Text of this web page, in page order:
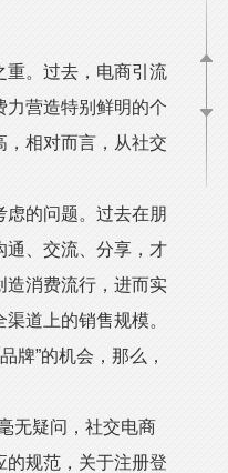
。过去，电商引流
力营造特别鲜明的个
，相对而言，从社交
的问题。过去在朋
通、交流、分享，才
造消费流行，进而实
道上的销售规模。
”的机会，那么，
无疑问，社交电商
的规范，关于注册登